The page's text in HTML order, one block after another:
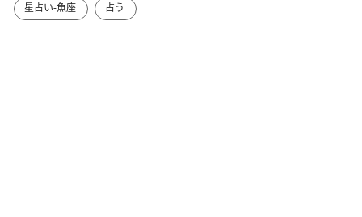
星占い-魚座
占う